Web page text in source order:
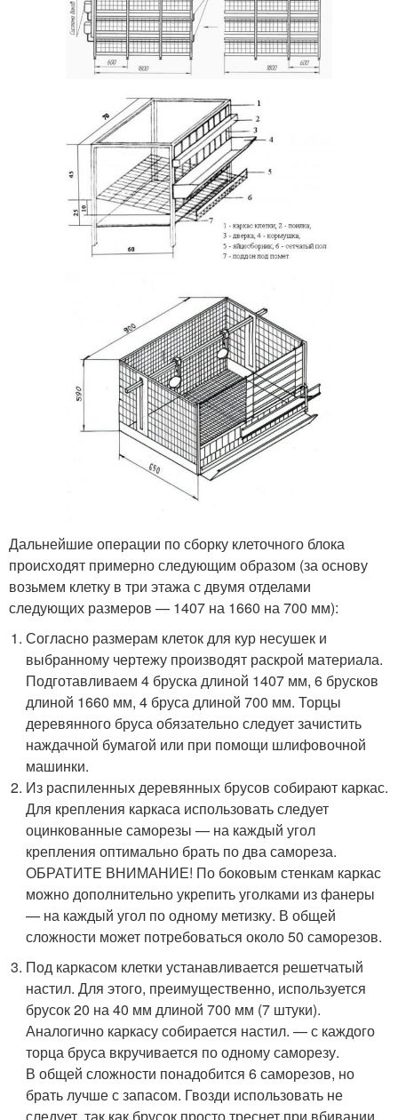
Дальнейшие операции по сборку клеточного блока
происходят примерно следующим образом (за основу
возьмем клетку в три этажа с двумя отделами
следующих размеров — 1407 на 1660 на 700 мм):
Согласно размерам клеток для кур несушек и
выбранному чертежу производят раскрой материала.
Подготавливаем 4 бруска длиной 1407 мм, 6 брусков
длиной 1660 мм, 4 бруса длиной 700 мм. Торцы
деревянного бруса обязательно следует зачистить
наждачной бумагой или при помощи шлифовочной
машинки.
Из распиленных деревянных брусов собирают каркас.
Для крепления каркаса использовать следует
оцинкованные саморезы — на каждый угол
крепления оптимально брать по два самореза.
ОБРАТИТЕ ВНИМАНИЕ! По боковым стенкам каркас
можно дополнительно укрепить уголками из фанеры
— на каждый угол по одному метизку. В общей
сложности может потребоваться около 50 саморезов.
Под каркасом клетки устанавливается решетчатый
настил. Для этого, преимущественно, используется
брусок 20 на 40 мм длиной 700 мм (7 штуки).
Аналогично каркасу собирается настил. — с каждого
торца бруса вкручивается по одному саморезу.
В общей сложности понадобится 6 саморезов, но
брать лучше с запасом. Гвозди использовать не